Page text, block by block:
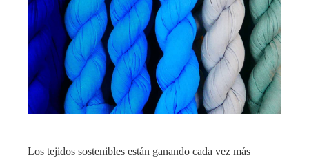
Los tejidos sostenibles están ganando cada vez más